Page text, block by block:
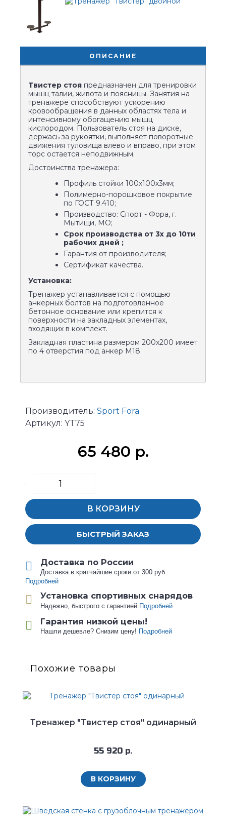
ОПИСАНИЕ
Твистер стоя предназначен для тренировки
мышц талии, живота и поясницы. Занятия на
тренажере способствуют ускорению
кровообращения в данных областях тела и
интенсивному обогащению мышц
кислородом. Пользователь стоя на диске,
держась за рукоятки, выполняет поворотные
движения туловища влево и вправо, при этом
торс остается неподвижным.
Достоинства тренажера:
Профиль стойки 100х100х3мм;
Полимерно-порошковое покрытие
по ГОСТ 9.410;
Производство: Спорт - Фора, г.
Мытищи, МО;
Срок производства от 3х до 10ти
рабочих дней ;
Гарантия от производителя;
Сертификат качества.
Установка:
Тренажер устанавливается с помощью
анкерных болтов на подготовленное
бетонное основание или крепится к
поверхности на закладных элементах,
входящих в комплект.
Закладная пластина размером 200х200 имеет
по 4 отверстия под анкер М18
Производитель: Sport Fora
Артикул: YT75
65 480 р.
В КОРЗИНУ
БЫСТРЫЙ ЗАКАЗ
Доставка по России
Доставка в кратчайшие сроки от 300 руб.
Подробней
Установка спортивных снарядов
Надежно, быстрого с гарантией Подробней
Гарантия низкой цены!
Нашли дешевле? Снизим цену! Подробней
Похожие товары
Тренажер "Твистер стоя" одинарный
55 920 р.
В КОРЗИНУ